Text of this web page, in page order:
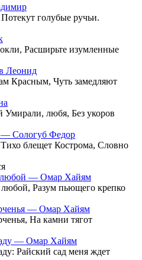
голубые ручьи.
Расширьте изумленные
Леонид
Красным, Чуть замедляют
Умирали, любя, Без укоров
— Сологуб Федор
блещет Кострома, Словно
любой — Омар Хайям
Разум пьющего крепко
— Омар Хайям
На камни тягот
— Омар Хайям
Райский сад меня ждет